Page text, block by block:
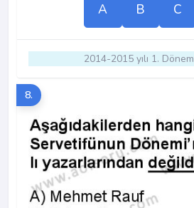
A B C
2014-2015 yılı 1.
8.